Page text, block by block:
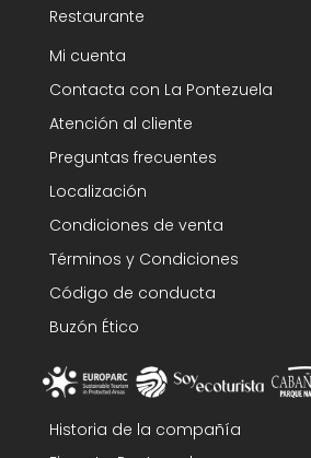
Restaurante
Mi cuenta
Contacta con La Pontezuela
Atención al cliente
Preguntas frecuentes
Localización
Condiciones de venta
Términos y Condiciones
Código de conducta
Buzón Ético
Historia de la compañía